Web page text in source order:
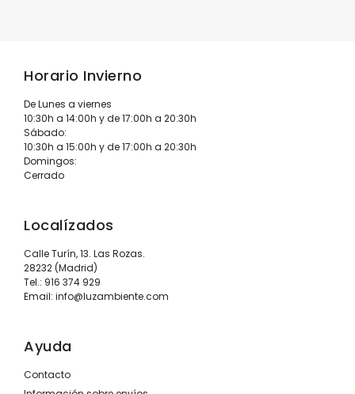
Horario Invierno
De Lunes a viernes
10:30h a 14:00h y de 17:00h a 20:30h
Sábado:
10:30h a 15:00h y de 17:00h a 20:30h
Domingos:
Cerrado
Localízados
Calle Turín, 13. Las Rozas.
28232 (Madrid)
Tel.: 916 374 929
Email: info@luzambiente.com
Ayuda
Contacto